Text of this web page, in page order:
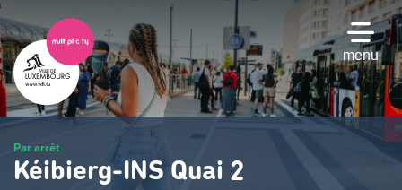
Passer
au
contenu
principal
menu
Par arrêt
Kéibierg-INS Quai 2